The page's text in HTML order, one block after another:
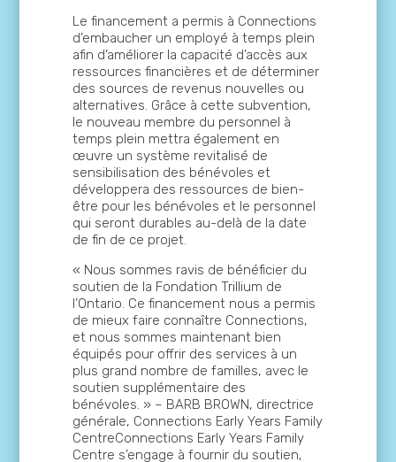
Le financement a permis à Connections
d’embaucher un employé à temps plein
afin d’améliorer la capacité d’accès aux
ressources financières et de déterminer
des sources de revenus nouvelles ou
alternatives. Grâce à cette subvention,
le nouveau membre du personnel à
temps plein mettra également en
œuvre un système revitalisé de
sensibilisation des bénévoles et
développera des ressources de bien-
être pour les bénévoles et le personnel
qui seront durables au-delà de la date
de fin de ce projet.
« Nous sommes ravis de bénéficier du
soutien de la Fondation Trillium de
l’Ontario. Ce financement nous a permis
de mieux faire connaître Connections,
et nous sommes maintenant bien
équipés pour offrir des services à un
plus grand nombre de familles, avec le
soutien supplémentaire des
bénévoles. » – BARB BROWN, directrice
générale, Connections Early Years Family
CentreConnections Early Years Family
Centre s’engage à fournir du soutien,